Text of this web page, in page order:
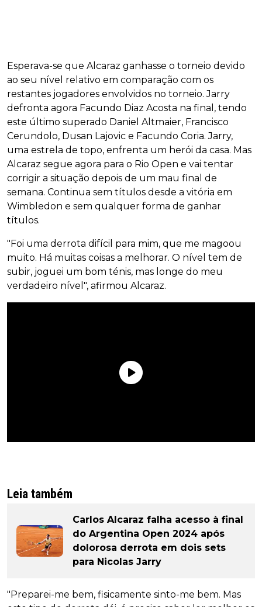
Esperava-se que Alcaraz ganhasse o torneio devido
ao seu nível relativo em comparação com os
restantes jogadores envolvidos no torneio. Jarry
defronta agora Facundo Diaz Acosta na final, tendo
este último superado Daniel Altmaier, Francisco
Cerundolo, Dusan Lajovic e Facundo Coria. Jarry,
uma estrela de topo, enfrenta um herói da casa. Mas
Alcaraz segue agora para o Rio Open e vai tentar
corrigir a situação depois de um mau final de
semana. Continua sem títulos desde a vitória em
Wimbledon e sem qualquer forma de ganhar
títulos.
"Foi uma derrota difícil para mim, que me magoou
muito. Há muitas coisas a melhorar. O nível tem de
subir, joguei um bom ténis, mas longe do meu
verdadeiro nível", afirmou Alcaraz.
Leia também
Carlos Alcaraz falha acesso à final
do Argentina Open 2024 após
dolorosa derrota em dois sets
para Nicolas Jarry
"Preparei-me bem, fisicamente sinto-me bem. Mas